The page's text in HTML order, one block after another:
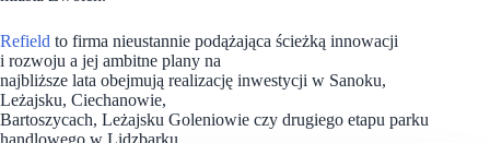
Refield to firma nieustannie podążająca ścieżką innowacji
i rozwoju a jej ambitne plany na
najbliższe lata obejmują realizację inwestycji w Sanoku,
Leżajsku, Ciechanowie,
Bartoszycach, Leżajsku Goleniowie czy drugiego etapu parku